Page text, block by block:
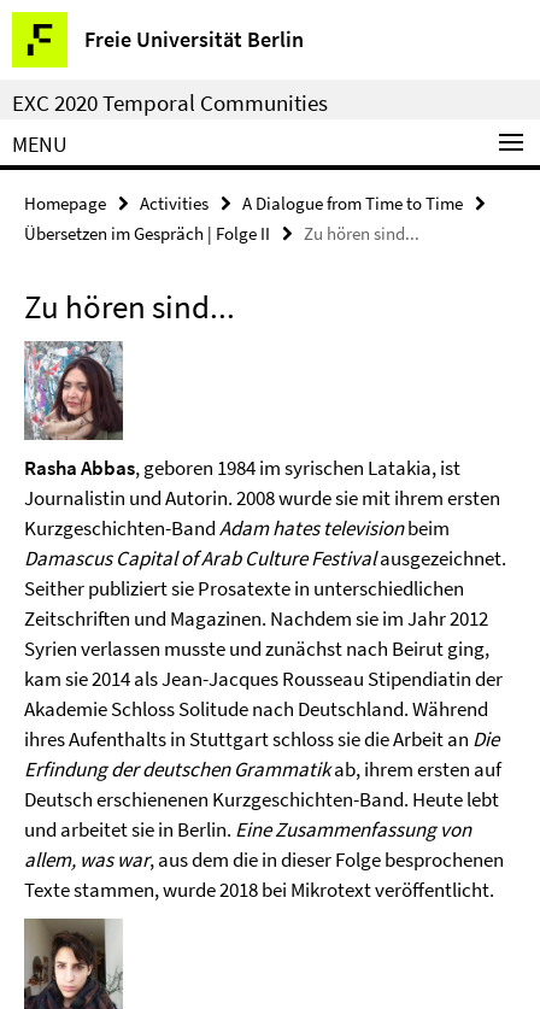
Springe
direkt
zu
Inhalt
Freie Universität Berlin
Service
Navigation
EXC 2020 Temporal Communities
MENU
Homepage Activities
A Dialogue from Time to Time
Übersetzen im Gespräch | Folge II
Zu hören sind...
Zu hören sind...
Rasha Abbas, geboren 1984 im syrischen Latakia, ist
Journalistin und Autorin. 2008 wurde sie mit ihrem ersten
Kurzgeschichten-BandAdam hates televisionbeim
Damascus Capital of Arab Culture Festivalausgezeichnet.
Seither publiziert sie Prosatexte in unterschiedlichen
Zeitschriften und Magazinen. Nachdem sie im Jahr 2012
Syrien verlassen musste und zunächst nach Beirut ging,
kam sie 2014 als Jean-Jacques Rousseau Stipendiatin der
Akademie Schloss Solitude nach Deutschland. Während
ihres Aufenthalts in Stuttgart schloss sie die Arbeit an Die
Erfindung der deutschen Grammatikab, ihrem ersten auf
Deutsch erschienenen Kurzgeschichten-Band. Heute lebt
und arbeitet sie in Berlin. Eine Zusammenfassung von
allem, was war, aus dem die in dieser Folge besprochenen
Texte stammen, wurde 2018 bei Mikrotext veröffentlicht.